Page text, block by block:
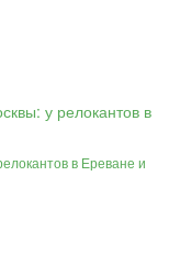
в Ереване и